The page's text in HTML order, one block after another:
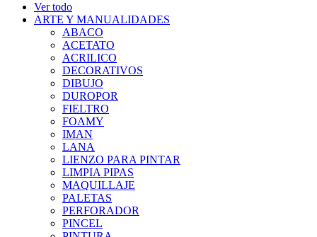
Ver todo
ARTE Y MANUALIDADES
ABACO
ACETATO
ACRILICO
DECORATIVOS
DIBUJO
DUROPOR
FIELTRO
FOAMY
IMAN
LANA
LIENZO PARA PINTAR
LIMPIA PIPAS
MAQUILLAJE
PALETAS
PERFORADOR
PINCEL